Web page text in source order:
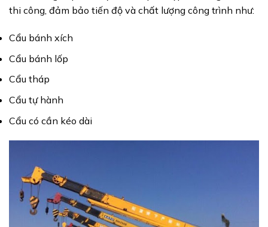
thi công, đảm bảo tiến độ và chất lượng công trình như:
Cẩu bánh xích
Cẩu bánh lốp
Cẩu tháp
Cẩu tự hành
Cẩu có cần kéo dài